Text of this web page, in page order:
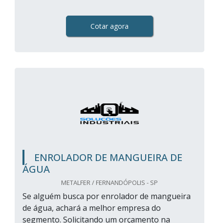
Cotar agora
ENROLADOR DE MANGUEIRA DE
ÁGUA
METALFER / FERNANDÓPOLIS - SP
Se alguém busca por enrolador de mangueira
de água, achará a melhor empresa do
segmento. Solicitando um orçamento na